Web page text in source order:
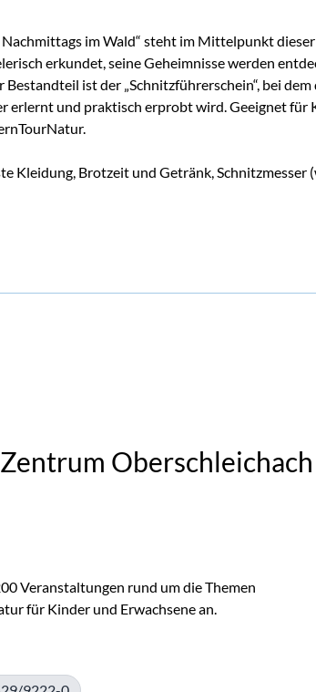
Nachmittags im Wald“ steht im Mittelpunkt
erkundet, seine Geheimnisse werden
Bestandteil ist der „Schnitzführerschein“, bei dem
erlernt und praktisch erprobt wird. Geeignet für
Kleidung, Brotzeit und Getränk, Schnitzmesser
Veranstaltungen rund um die Themen
für Kinder und Erwachsene an.